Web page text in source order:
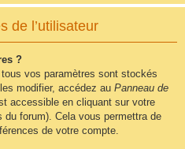
de l’utilisateur
?
vos paramètres sont stockés
modifier, accédez au Panneau de
accessible en cliquant sur votre
du forum). Cela vous permettra de
de votre compte.